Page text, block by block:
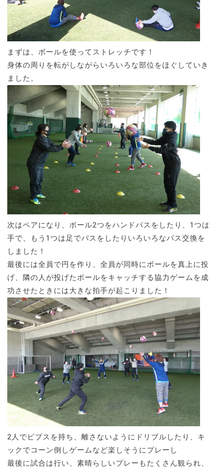
まずは、ボールを使ってストレッチです！
身体の周りを転がしながらいろいろな部位をほぐしていき
ました。
次はペアになり、ボール2つをハンドパスをしたり、1つは
手で、もう1つは足でパスをしたりいろいろなパス交換を
しました！
最後には全員で円を作り、全員が同時にボールを真上に投
げ、隣の人が投げたボールをキャッチする協力ゲームを成
功させたときには大きな拍手が起こりました！
2人でビブスを持ち、離さないようにドリブルしたり、キ
ックでコーン倒しゲームなど楽しそうにプレーし
最後に試合は行い、素晴らしいプレーもたくさん観られ、